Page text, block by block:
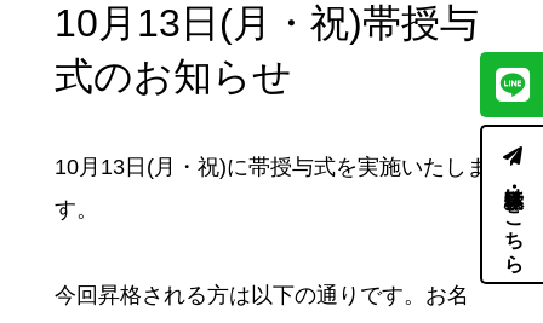
10月13日(月・祝)帯授与
式のお知らせ
10月13日(月・祝)に帯授与式を実施いたしま
す。
今回昇格される方は以下の通りです。お名
体験・見学はこちら